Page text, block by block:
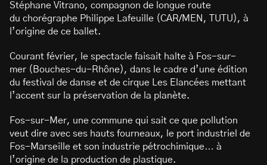
Stéphane Vitrano, compagnon de longue route
du chorégraphe Philippe Lafeuille (CAR/MEN, TUTU), à
l’origine de ce ballet.
Courant février, le spectacle faisait halte à Fos-sur-
mer (Bouches-du-Rhône), dans le cadre d’une édition
du festival de danse et de cirque Les Elancées mettant
l’accent sur la préservation de la planète.
Fos-sur-Mer, une commune qui sait ce que pollution
veut dire avec ses hauts fourneaux, le port industriel de
Fos-Marseille et son industrie pétrochimique… à
l’origine de la production de plastique.